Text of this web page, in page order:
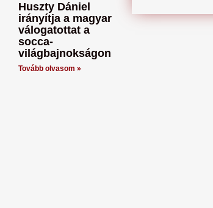
Huszty Dániel
irányítja a magyar
válogatottat a
socca-
világbajnokságon
Tovább olvasom »